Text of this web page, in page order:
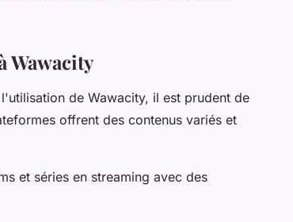
Wawacity
de Wawacity, il est prudent de
offrent des contenus variés et
et séries en streaming avec des